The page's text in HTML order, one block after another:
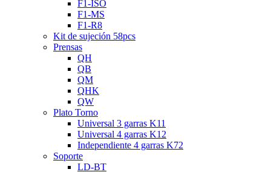
F1-ISO
F1-MS
F1-R8
Kit de sujeción 58pcs
Prensas
QH
QB
QM
QHK
QW
Plato Torno
Universal 3 garras K11
Universal 4 garras K12
Independiente 4 garras K72
Soporte
LD-BT